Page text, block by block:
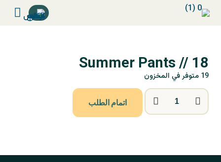
Summer Pants // 18
19 متوفر في المخزون
اتمام الطلب